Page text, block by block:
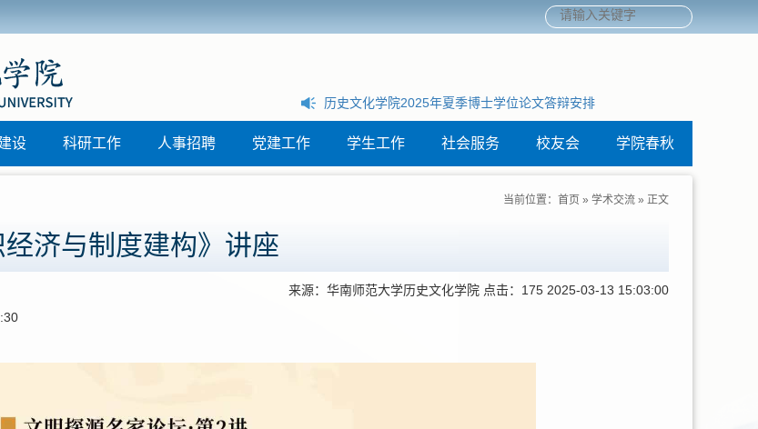
组织开展纵向帮扶普宁市“三所学校” 和县中(西部片
动
历史文化学院2025年夏季博士学位论文答辩安排
设 科研工作 人事招聘 党建工作 学生工作 社会服务 校友会 学院春秋
当前位置： 首页 » 学术交流 » 正文
经济与制度建构》讲座
来源：华南师范大学历史文化学院 点击： 175 2025-03-13 15:03:00